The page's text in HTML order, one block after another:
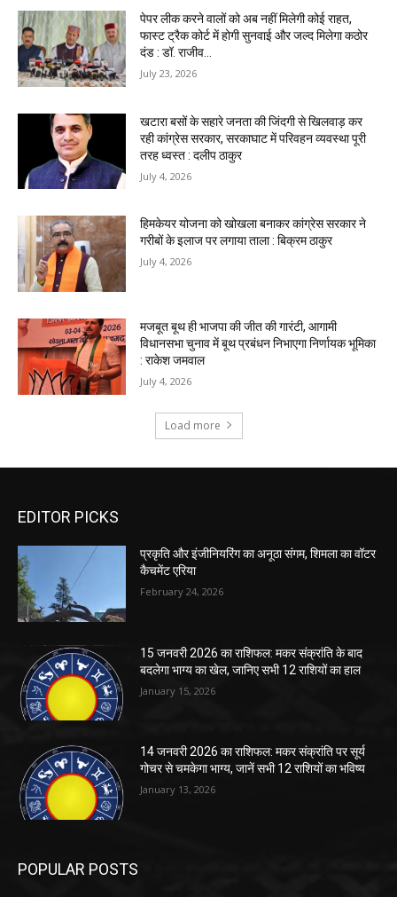
EDITOR PICKS
प्रकृति और इंजीनियरिंग का अनूठा संगम, शिमला का वॉटर
कैचमेंट एरिया
February 24, 2026
15 जनवरी 2026 का राशिफल: मकर संक्रांति के बाद
बदलेगा भाग्य का खेल, जानिए सभी 12 राशियों का हाल
January 15, 2026
14 जनवरी 2026 का राशिफल: मकर संक्रांति पर सूर्य
गोचर से चमकेगा भाग्य, जानें सभी 12 राशियों का भविष्य
January 13, 2026
POPULAR POSTS